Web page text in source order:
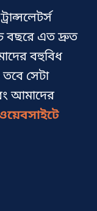
বছরে এত দ্রুত
বহুবিধ
সেটা
আমাদের